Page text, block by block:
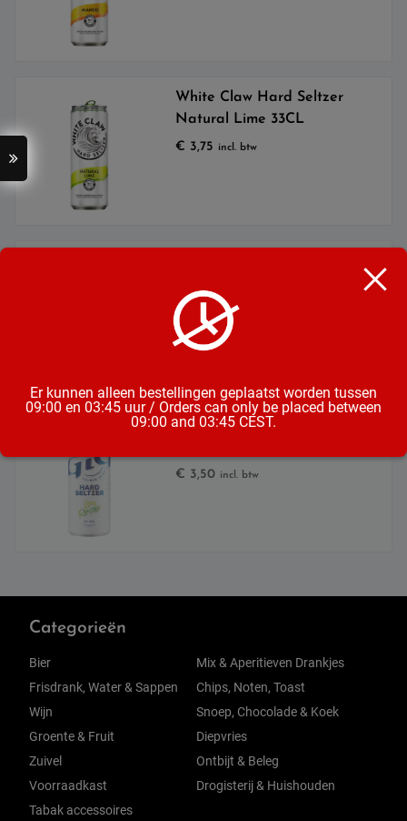
White Claw Hard Seltzer
Natural Lime 33CL
€ 3,75 incl. btw
€ incl. btw
Gig Lime Rhythm Hard
€ 3,50 incl. btw
Categorieën
Bier
Frisdrank, Water & Sappen
Wijn
Groente & Fruit
Zuivel
Voorraadkast
Tabak accessoires
Mix & Aperitieven Drankjes
Chips, Noten, Toast
Snoep, Chocolade & Koek
Diepvries
Ontbijt & Beleg
Drogisterij & Huishouden
Er kunnen alleen bestellingen geplaatst worden tussen
09:00 en 03:45 uur / Orders can only be placed between
09:00 and 03:45 CEST.